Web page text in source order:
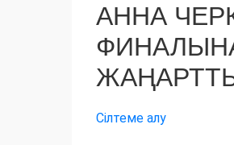
АННА
Сілтеме алу